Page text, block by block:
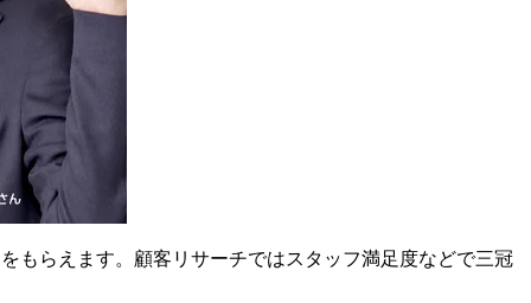
もらえます。顧客リサーチではスタッフ満足度などで三冠